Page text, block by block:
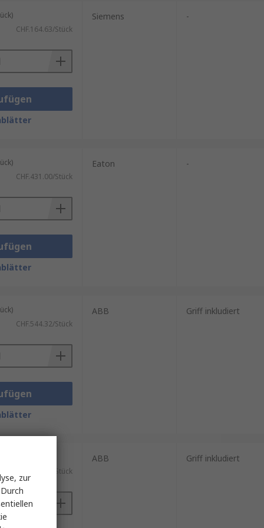
dazu bei, dass
CHF.164.63/Stück
Siemens -
CHF.431.00/Stück
Eaton -
CHF.544.32/Stück
ABB Griff inkludiert
CHF.1'049.77/Stück
ABB Griff inkludiert
zur